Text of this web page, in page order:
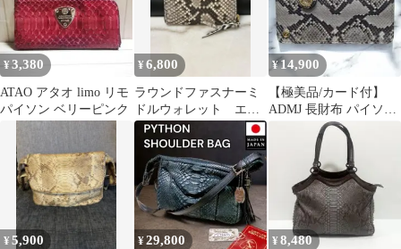
¥3,380
ATAO アタオ limo リモ
パイソン ベリーピンク
¥6,800
ラウンドファスナーミ
ドルウォレット エキ
ゾチックレザー ダイ
ヤモンドパイソン
¥14,900
【極美品/カード付】
ADMJ 長財布 パイソン
蛇革 ビジュー ピンク
¥5,900 ¥29,800 ¥8,480